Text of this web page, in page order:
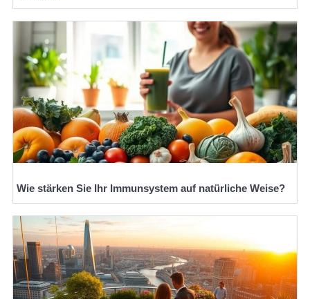
Wie stärken Sie Ihr Immunsystem auf natürliche Weise?